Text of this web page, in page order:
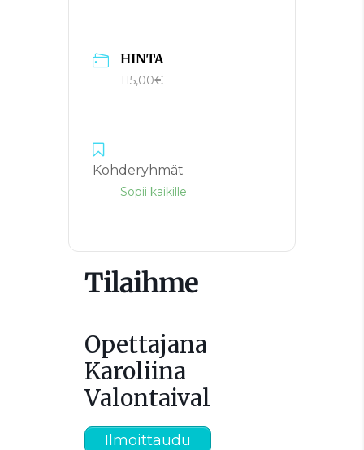
HINTA
115,00€
Kohderyhmät
Sopii kaikille
Tilaihme
Opettajana
Karoliina
Valontaival
Ilmoittaudu